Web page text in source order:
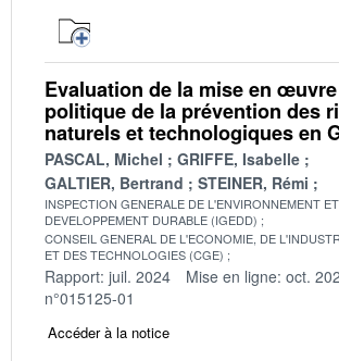
Evaluation de la mise en
politique de la prévention des
naturels et technologiques en
PASCAL, Michel
GRIFFE, Isabelle
GALTIER, Bertrand
STEINER, Rémi
INSPECTION GENERALE DE L'ENVIRONNEMENT
DEVELOPPEMENT DURABLE (IGEDD)
CONSEIL GENERAL DE L'ECONOMIE, DE
ET DES TECHNOLOGIES (CGE)
Rapport: juil. 2024 Mise en ligne: oct.
n°015125-01
Accéder à la notice